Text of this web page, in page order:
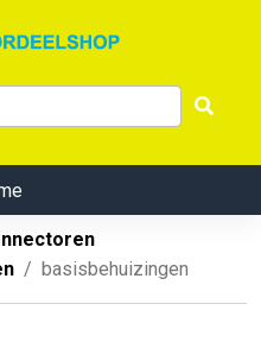
basisbehuizingen